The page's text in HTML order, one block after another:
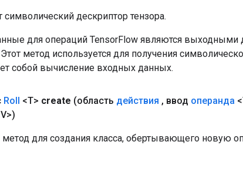
символический дескриптор тензора.
для операций TensorFlow являются выходными
метод используется для получения
собой вычисление входных данных.
Roll <T> create (область действия , ввод операнда
для создания класса, обертывающего новую